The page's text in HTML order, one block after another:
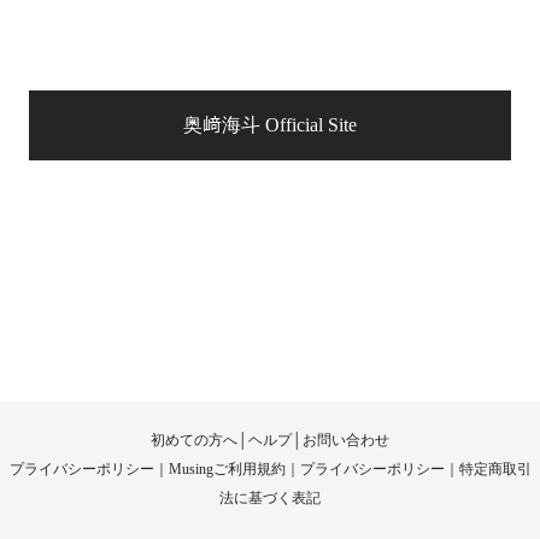
奥﨑海斗 Official Site
初めての方へ ヘルプ│ お問い合わせ
プライバシーポリシー ｜ Musingご利用規約｜ プライバシーポリシー ｜ 特定商取引
法に基づく表記